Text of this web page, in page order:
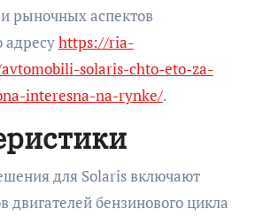
рыночных аспектов
адресуhttps://ria-
solaris-chto-eto-za-
interesna-na-rynke/.
для Solaris включают
двигателей бензинового цикла